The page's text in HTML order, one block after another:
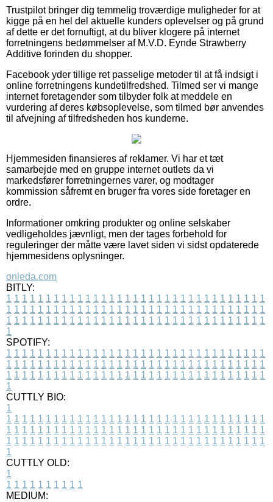
Trustpilot bringer dig temmelig troværdige muligheder for at
kigge på en hel del aktuelle kunders oplevelser og på grund
af dette er det fornuftigt, at du bliver klogere på internet
forretningens bedømmelser af M.V.D. Eynde Strawberry
Additive forinden du shopper.
Facebook yder tillige ret passelige metoder til at få indsigt i
online forretningens kundetilfredshed. Tilmed ser vi mange
internet foretagender som tilbyder folk at meddele en
vurdering af deres købsoplevelse, som tilmed bør anvendes
til afvejning af tilfredsheden hos kunderne.
Hjemmesiden finansieres af reklamer. Vi har et tæt
samarbejde med en gruppe internet outlets da vi
markedsfører forretningernes varer, og modtager
kommission såfremt en bruger fra vores side foretager en
ordre.
Informationer omkring produkter og online selskaber
vedligeholdes jævnligt, men der tages forbehold for
reguleringer der måtte være lavet siden vi sidst opdaterede
hjemmesidens oplysninger.
onleda.com
BITLY:
1 1 1 1 1 1 1 1 1 1 1 1 1 1 1 1 1 1 1 1 1 1 1 1 1 1 1 1 1 1 1 1 1
1 1 1 1 1 1 1 1 1 1 1 1 1 1 1 1 1 1 1 1 1 1 1 1 1 1 1 1 1 1 1 1 1
1 1 1 1 1 1 1 1 1 1 1 1 1 1 1 1 1 1 1 1 1 1 1 1 1 1 1 1 1 1 1 1 1
1
SPOTIFY:
1 1 1 1 1 1 1 1 1 1 1 1 1 1 1 1 1 1 1 1 1 1 1 1 1 1 1 1 1 1 1 1 1
1 1 1 1 1 1 1 1 1 1 1 1 1 1 1 1 1 1 1 1 1 1 1 1 1 1 1 1 1 1 1 1 1
1 1 1 1 1 1 1 1 1 1 1 1 1 1 1 1 1 1 1 1 1 1 1 1 1 1 1 1 1 1 1 1 1
1
CUTTLY BIO:
1
1 1 1 1 1 1 1 1 1 1 1 1 1 1 1 1 1 1 1 1 1 1 1 1 1 1 1 1 1 1 1 1 1
1 1 1 1 1 1 1 1 1 1 1 1 1 1 1 1 1 1 1 1 1 1 1 1 1 1 1 1 1 1 1 1 1
1 1 1 1 1 1 1 1 1 1 1 1 1 1 1 1 1 1 1 1 1 1 1 1 1 1 1 1 1 1 1 1 1
1
CUTTLY OLD:
1
1 1 1 1 1 1 1 1 1 1
MEDIUM: